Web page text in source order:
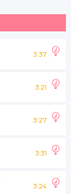
3:37
3:21
3:27
3:31
3:24